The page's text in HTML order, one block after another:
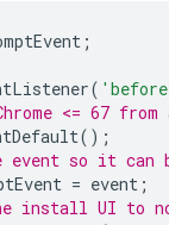
;
(
<= 67
();
event so it can
= event ;
install UI to